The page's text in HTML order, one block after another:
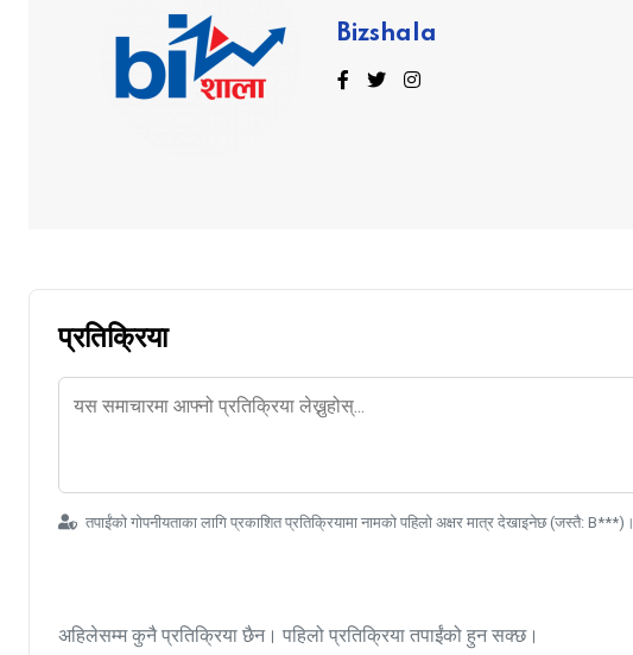
Bizshala
प्रतिक्रिया
तपाईंको गोपनीयताका लागि प्रकाशित प्रतिक्रियामा नामको पहिलो अक्षर मात्र देखाइनेछ (जस्तै: B***)।
अहिलेसम्म कुनै प्रतिक्रिया छैन। पहिलो प्रतिक्रिया तपाईंको हुन सक्छ।